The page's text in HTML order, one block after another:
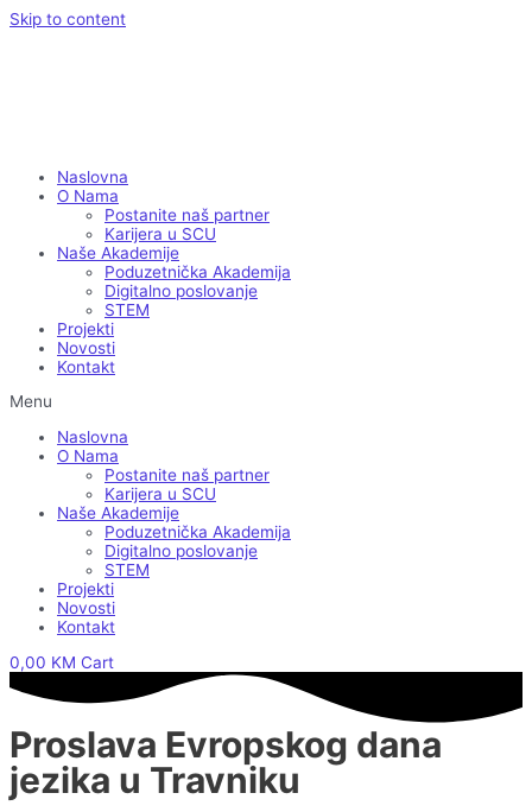
Skip to content
Naslovna
O Nama
Postanite naš partner
Karijera u SCU
Naše Akademije
Poduzetnička Akademija
Digitalno poslovanje
STEM
Projekti
Novosti
Kontakt
Menu
Naslovna
O Nama
Postanite naš partner
Karijera u SCU
Naše Akademije
Poduzetnička Akademija
Digitalno poslovanje
STEM
Projekti
Novosti
Kontakt
0,00 KM Cart
Proslava Evropskog dana
jezika u Travniku